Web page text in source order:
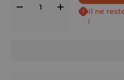
- +
Il ne
!